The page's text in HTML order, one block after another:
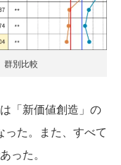
別比較
「新価値創造」の
た。また、すべて
った。